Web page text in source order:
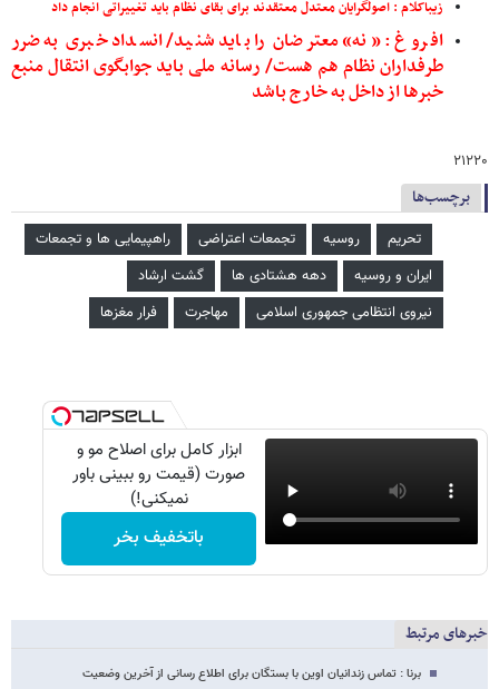
زیباکلام : اصولگرایان معتدل معتقدند برای بقای نظام باید تغییراتی انجام داد
افروغ : «نه» معترضان را باید شنید/ انسداد خبری به ضرر
طرفداران نظام هم هست/ رسانه ملی باید جوابگوی انتقال منبع
خبرها از داخل به خارج باشد
۲۱۲۲۰
برچسب‌ها
تحریم روسیه تجمعات اعتراضی
راهپیمایی ها و تجمعات
ایران و روسیه
دهه هشتادی ها
گشت ارشاد
نیروی انتظامی جمهوری اسلامی
مهاجرت فرار مغزها
ابزار کامل برای اصلاح مو و
صورت (قیمت رو ببینی باور
نمیکنی!)
باتخفیف بخر
خبرهای مرتبط
برنا : تماس زندانیان اوین با بستگان برای اطلاع رسانی از آخرین وضعیت